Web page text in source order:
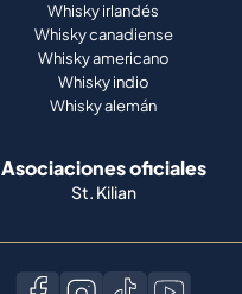
Whisky irlandés
Whisky canadiense
Whisky americano
Whisky indio
Whisky alemán
Asociaciones oficiales
St. Kilian